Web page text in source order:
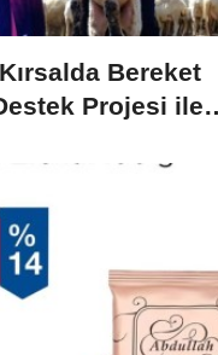
Bereket
Projesi ile